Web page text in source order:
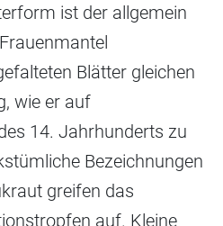
ist der allgemein
Blätter gleichen
wie er auf
14. Jahrhunderts zu
Bezeichnungen
greifen das
auf. Kleine